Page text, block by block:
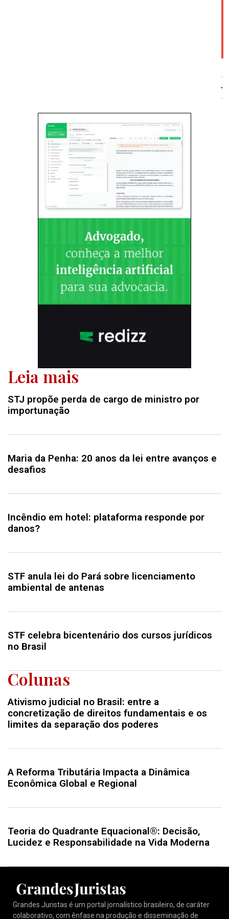
Leia mais
STJ propõe perda de cargo de ministro por
importunação
Maria da Penha: 20 anos da lei entre avanços e
desafios
Incêndio em hotel: plataforma responde por
danos?
STF anula lei do Pará sobre licenciamento
ambiental de antenas
STF celebra bicentenário dos cursos jurídicos
no Brasil
Colunas
Ativismo judicial no Brasil: entre a
concretização de direitos fundamentais e os
limites da separação dos poderes
A Reforma Tributária Impacta a Dinâmica
Econômica Global e Regional
Teoria do Quadrante Equacional®: Decisão,
Lucidez e Responsabilidade na Vida Moderna
Grandes Juristas é um portal jornalístico brasileiro, de caráter
colaborativo, com ênfase na produção e disseminação de